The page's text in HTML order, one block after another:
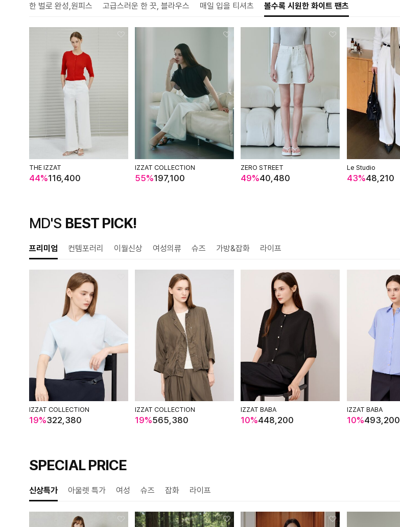
한 벌로 완성,원피스 고급스러운 한 끗, 블라우스 매일 입을 티셔츠 볼수록 시원한 화이트 팬츠
THE IZZAT
116,400
44%
IZZAT COLLECTION
197,100
55%
ZERO STREET
40,480
49%
Le Studio
48,210
43%
MD'S BEST PICK!
프리미엄 컨템포러리 이월신상 여성의류 슈즈 가방&잡화 라이프
IZZAT COLLECTION
322,380
19%
IZZAT COLLECTION
565,380
19%
IZZAT BABA
448,200
10%
IZZAT BABA
493,200
10%
SPECIAL PRICE
신상특가 아울렛 특가 여성 슈즈 잡화 라이프